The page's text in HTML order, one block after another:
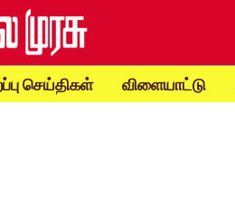
செய்திகள் விளையாட்டு